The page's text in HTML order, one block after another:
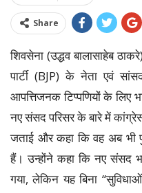
Share
शिवसेना (उद्धव बालासाहेब
पार्टी (BJP) के नेता एवं
आपत्तिजनक टिप्पणियों के लिए
नए संसद परिसर के बारे में
जताई और कहा कि वह अब भी
हैं। उन्होंने कहा कि नए संसद
गया, लेकिन यह बिना